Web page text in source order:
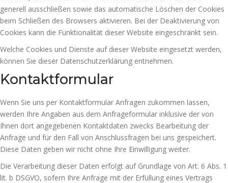
generell ausschließen sowie das automatische Löschen der Cookies
beim Schließen des Browsers aktivieren. Bei der Deaktivierung von
Cookies kann die Funktionalität dieser Website eingeschränkt sein.
Welche Cookies und Dienste auf dieser Website eingesetzt werden,
können Sie dieser Datenschutzerklärung entnehmen.
Kontaktformular
Wenn Sie uns per Kontaktformular Anfragen zukommen lassen,
werden Ihre Angaben aus dem Anfrageformular inklusive der von
Ihnen dort angegebenen Kontaktdaten zwecks Bearbeitung der
Anfrage und für den Fall von Anschlussfragen bei uns gespeichert.
Diese Daten geben wir nicht ohne Ihre Einwilligung weiter.
Die Verarbeitung dieser Daten erfolgt auf Grundlage von Art. 6 Abs. 1
lit. b DSGVO, sofern Ihre Anfrage mit der Erfüllung eines Vertrags